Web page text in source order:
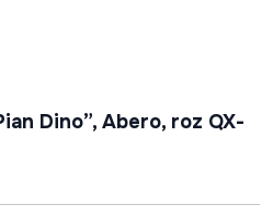
Dino”, Abero, roz QX-